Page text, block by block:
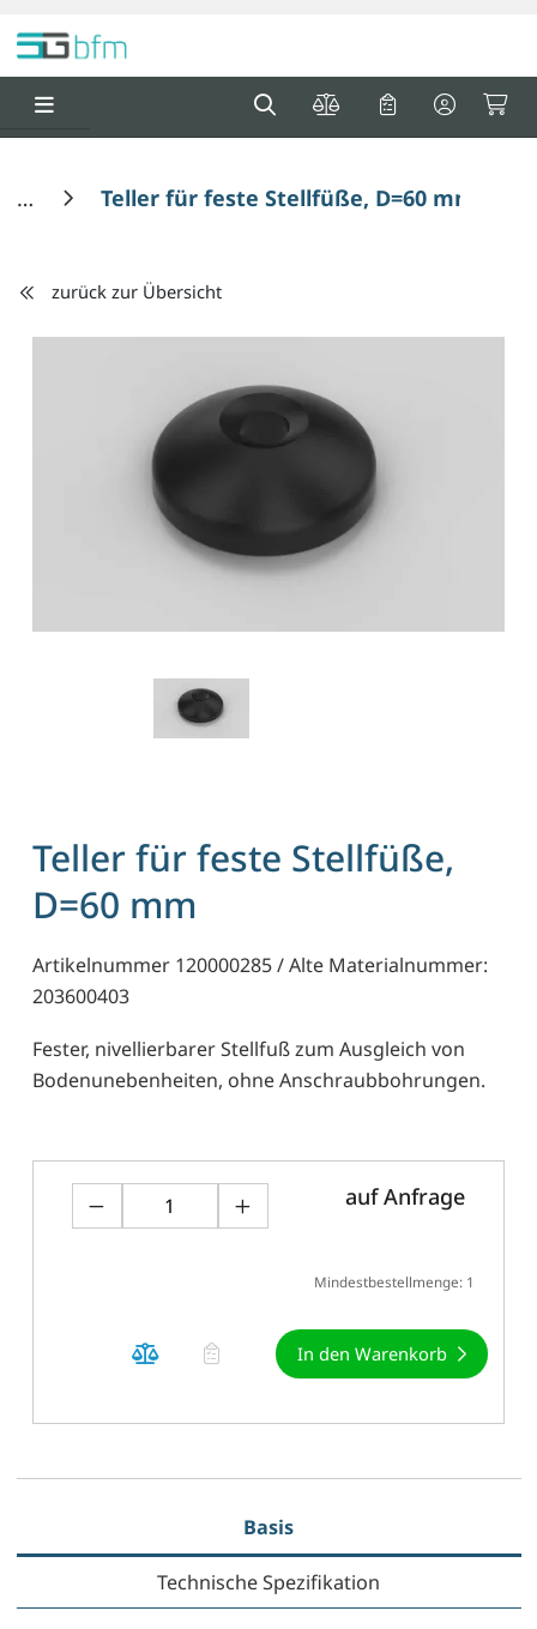
Teller für feste Stellfüße, D=60 mm
zurück zur Übersicht
Teller für feste Stellfüße,
D=60 mm
Artikelnummer 120000285 / Alte Materialnummer:
203600403
Fester, nivellierbarer Stellfuß zum Ausgleich von
Bodenunebenheiten, ohne Anschraubbohrungen.
auf Anfrage
Mindestbestellmenge: 1
In den Warenkorb
Basis
Technische Spezifikation